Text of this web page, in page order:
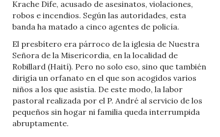
Krache Dife, acusado de asesinatos, violaciones,
robos e incendios. Según las autoridades, esta
banda ha matado a cinco agentes de policía.
El presbítero era párroco de la iglesia de Nuestra
Señora de la Misericordia, en la localidad de
Robillard (Haití). Pero no solo eso, sino que también
dirigía un orfanato en el que son acogidos varios
niños a los que asistía. De este modo, la labor
pastoral realizada por el P. André al servicio de los
pequeños sin hogar ni familia queda interrumpida
abruptamente.